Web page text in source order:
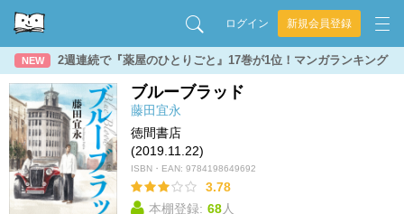
ログイン 新規会員登録
NEW 2週連続で『薬屋のひとりごと』17巻が1位！マンガランキング
ブルーブラッド
藤田宜永
徳間書店
(2019.11.22)
ISBN・EAN: 9784198649692
3.78
本棚登録: 68人